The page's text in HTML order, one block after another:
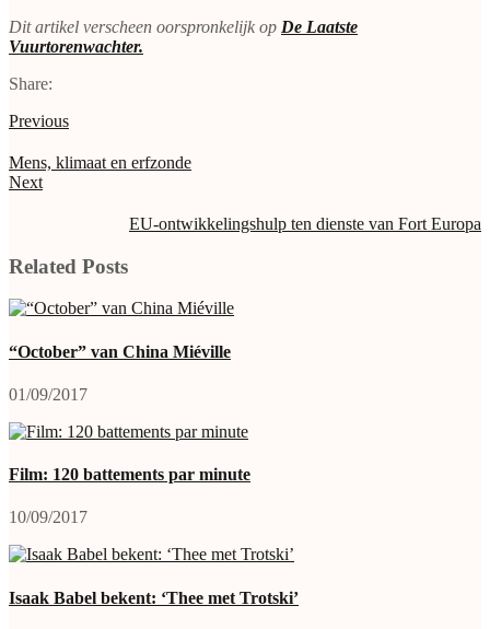
Dit artikel verscheen oorspronkelijk op De Laatste
Vuurtorenwachter.
Share:
Previous
Mens, klimaat en erfzonde
Next
EU-ontwikkelingshulp ten dienste van Fort Europa
Related Posts
“October” van China Miéville
01/09/2017
Film: 120 battements par minute
10/09/2017
Isaak Babel bekent: ‘Thee met Trotski’